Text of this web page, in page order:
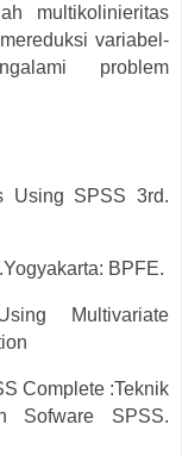
multikolinieritas
variabel-
problem
Using SPSS 3rd.
BPFE.
Multivariate
Complete :Teknik
Sofware SPSS.